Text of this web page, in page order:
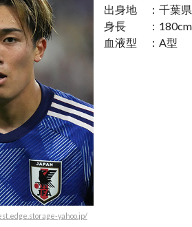
yahoo.jp/
出身地 ：千葉
身長 ：180cm
血液型 ：A型